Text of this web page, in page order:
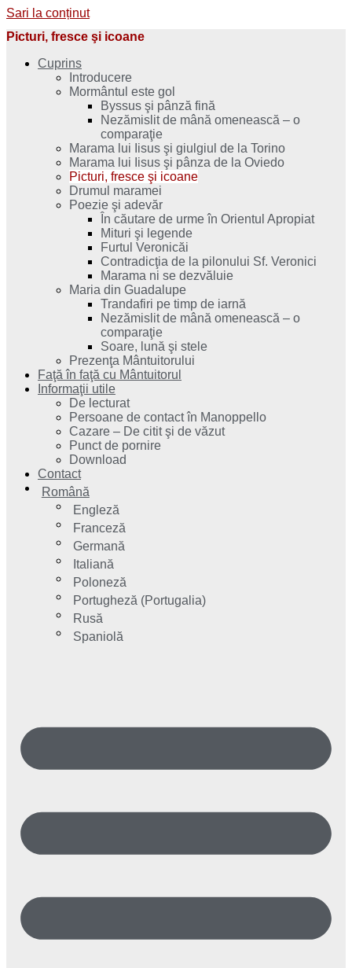
Sari la conținut
Picturi, fresce şi icoane
Cuprins
Introducere
Mormântul este gol
Byssus şi pânză fină
Nezămislit de mână omenească – o
comparaţie
Marama lui Iisus şi giulgiul de la Torino
Marama lui Iisus şi pânza de la Oviedo
Picturi, fresce şi icoane
Drumul maramei
Poezie şi adevăr
În căutare de urme în Orientul Apropiat
Mituri şi legende
Furtul Veronicăi
Contradicţia de la pilonului Sf. Veronici
Marama ni se dezvăluie
Maria din Guadalupe
Trandafiri pe timp de iarnă
Nezămislit de mână omenească – o
comparaţie
Soare, lună şi stele
Prezenţa Mântuitorului
Faţă în faţă cu Mântuitorul
Informaţii utile
De lecturat
Persoane de contact în Manoppello
Cazare – De citit şi de văzut
Punct de pornire
Download
Contact
Română
Engleză
Franceză
Germană
Italiană
Poloneză
Portugheză (Portugalia)
Rusă
Spaniolă